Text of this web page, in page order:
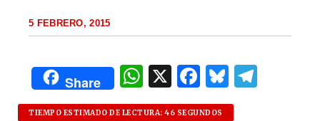
5 FEBRERO, 2015
Share
W
h
X F
a
B
lu
TIEMPO ESTIMADO DE LECTURA: 46 SEGUNDOS